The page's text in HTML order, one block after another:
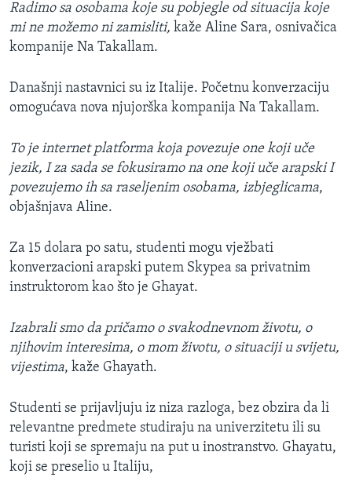
Radimo sa osobama koje su pobjegle od situacija koje
mi ne možemo ni zamisliti, kaže Aline Sara, osnivačica
kompanije Na Takallam.
Današnji nastavnici su iz Italije. Početnu konverzaciju
omogućava nova njujorška kompanija Na Takallam.
To je internet platforma koja povezuje one koji uče
jezik, I za sada se fokusiramo na one koji uče arapski I
povezujemo ih sa raseljenim osobama, izbjeglicama,
objašnjava Aline.
Za 15 dolara po satu, studenti mogu vježbati
konverzacioni arapski putem Skypea sa privatnim
instruktorom kao što je Ghayat.
Izabrali smo da pričamo o svakodnevnom životu, o
njihovim interesima, o mom životu, o situaciji u svijetu,
vijestima, kaže Ghayath.
Studenti se prijavljuju iz niza razloga, bez obzira da li
relevantne predmete studiraju na univerzitetu ili su
turisti koji se spremaju na put u inostranstvo. Ghayatu,
koji se preselio u Italiju,